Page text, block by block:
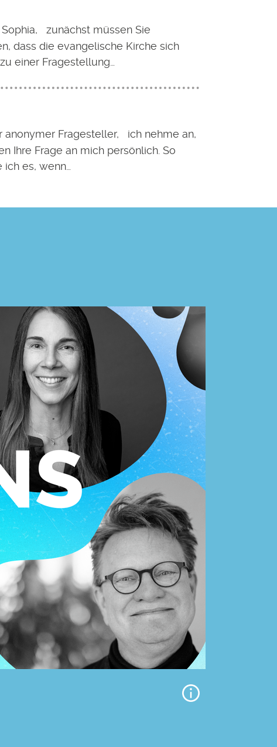
zunächst müssen Sie
dass die evangelische Kirche sich
einer Fragestellung…
anonymer Fragesteller, ich nehme an,
Ihre Frage an mich persönlich. So
es, wenn…